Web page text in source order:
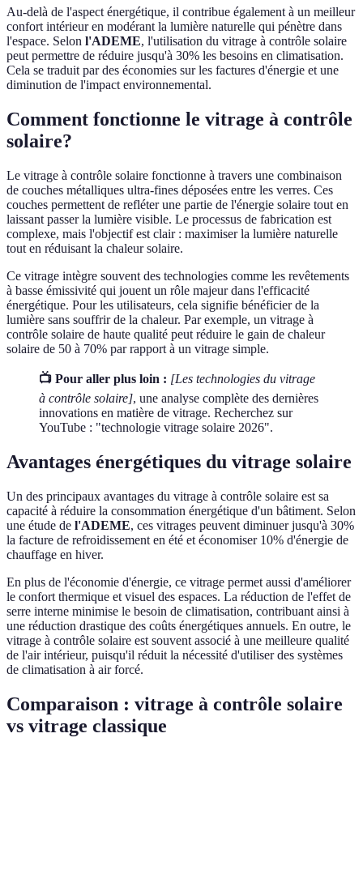
Au-delà de l'aspect énergétique, il contribue également à un meilleur
confort intérieur en modérant la lumière naturelle qui pénètre dans
l'espace. Selon l'ADEME, l'utilisation du vitrage à contrôle solaire
peut permettre de réduire jusqu'à 30% les besoins en climatisation.
Cela se traduit par des économies sur les factures d'énergie et une
diminution de l'impact environnemental.
Comment fonctionne le vitrage à contrôle
solaire?
Le vitrage à contrôle solaire fonctionne à travers une combinaison
de couches métalliques ultra-fines déposées entre les verres. Ces
couches permettent de refléter une partie de l'énergie solaire tout en
laissant passer la lumière visible. Le processus de fabrication est
complexe, mais l'objectif est clair : maximiser la lumière naturelle
tout en réduisant la chaleur solaire.
Ce vitrage intègre souvent des technologies comme les revêtements
à basse émissivité qui jouent un rôle majeur dans l'efficacité
énergétique. Pour les utilisateurs, cela signifie bénéficier de la
lumière sans souffrir de la chaleur. Par exemple, un vitrage à
contrôle solaire de haute qualité peut réduire le gain de chaleur
solaire de 50 à 70% par rapport à un vitrage simple.
📺 Pour aller plus loin : [Les technologies du vitrage
à contrôle solaire], une analyse complète des dernières
innovations en matière de vitrage. Recherchez sur
YouTube : "technologie vitrage solaire 2026".
Avantages énergétiques du vitrage solaire
Un des principaux avantages du vitrage à contrôle solaire est sa
capacité à réduire la consommation énergétique d'un bâtiment. Selon
une étude de l'ADEME, ces vitrages peuvent diminuer jusqu'à 30%
la facture de refroidissement en été et économiser 10% d'énergie de
chauffage en hiver.
En plus de l'économie d'énergie, ce vitrage permet aussi d'améliorer
le confort thermique et visuel des espaces. La réduction de l'effet de
serre interne minimise le besoin de climatisation, contribuant ainsi à
une réduction drastique des coûts énergétiques annuels. En outre, le
vitrage à contrôle solaire est souvent associé à une meilleure qualité
de l'air intérieur, puisqu'il réduit la nécessité d'utiliser des systèmes
de climatisation à air forcé.
Comparaison : vitrage à contrôle solaire
vs vitrage classique